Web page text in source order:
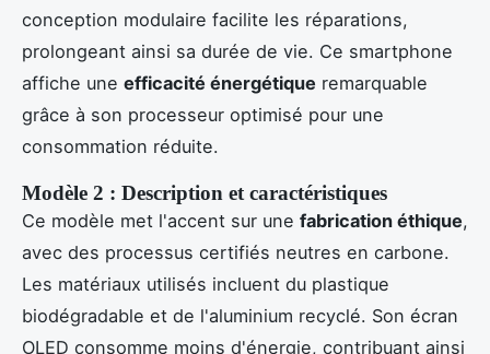
conception modulaire facilite les réparations,
prolongeant ainsi sa durée de vie. Ce smartphone
affiche une efficacité énergétique remarquable
grâce à son processeur optimisé pour une
consommation réduite.
Modèle 2 : Description et caractéristiques
Ce modèle met l'accent sur une fabrication éthique,
avec des processus certifiés neutres en carbone.
Les matériaux utilisés incluent du plastique
biodégradable et de l'aluminium recyclé. Son écran
OLED consomme moins d'énergie, contribuant ainsi